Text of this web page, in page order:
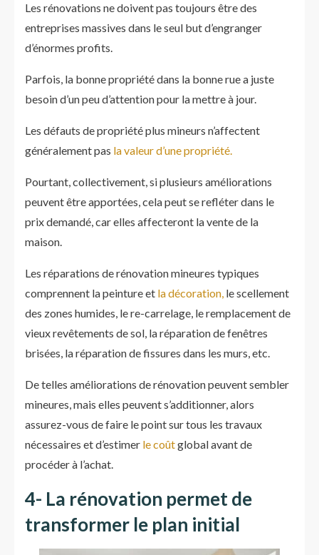
Les rénovations ne doivent pas toujours être des
entreprises massives dans le seul but d’engranger
d’énormes profits.
Parfois, la bonne propriété dans la bonne rue a juste
besoin d’un peu d’attention pour la mettre à jour.
Les défauts de propriété plus mineurs n’affectent
généralement pas la valeur d’une propriété.
Pourtant, collectivement, si plusieurs améliorations
peuvent être apportées, cela peut se refléter dans le
prix demandé, car elles affecteront la vente de la
maison.
Les réparations de rénovation mineures typiques
comprennent la peinture et la décoration, le scellement
des zones humides, le re-carrelage, le remplacement de
vieux revêtements de sol, la réparation de fenêtres
brisées, la réparation de fissures dans les murs, etc.
De telles améliorations de rénovation peuvent sembler
mineures, mais elles peuvent s’additionner, alors
assurez-vous de faire le point sur tous les travaux
nécessaires et d’estimer le coûtglobal avant de
procéder à l’achat.
4- La rénovation permet de
transformer le plan initial